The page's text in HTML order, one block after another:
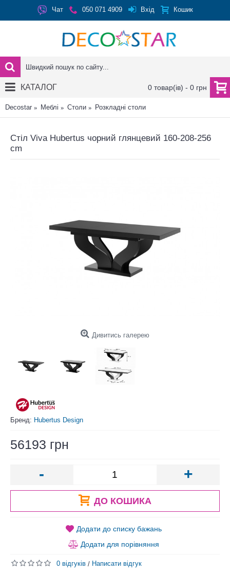
Чат 050 071 4909 Вхід Кошик
0 товар(ів) - 0 грн
КАТАЛОГ
Decostar Меблі Столи Розкладні столи
Стіл Viva Hubertus чорний глянцевий 160-208-256
cm
Дивитись галерею
Бренд: Hubertus Design
56193 грн
- +
ДО КОШИКА
Додати до списку бажань
Додати для порівняння
0 відгуків / Написати відгук